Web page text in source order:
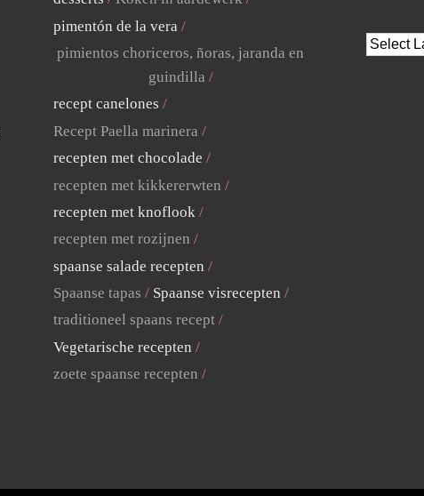
pimentón de la vera
pimientos choriceros, ñoras, jaranda en
guindilla
recept canelones
Recept Paella marinera
recepten met chocolade
recepten met kikkererwten
recepten met knoflook
recepten met rozijnen
spaanse salade recepten
Spaanse tapas
Spaanse visrecepten
traditioneel spaans recept
Vegetarische recepten
zoete spaanse recepten